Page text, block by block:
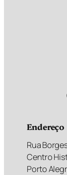
Endereço
Rua
Centro
Porto